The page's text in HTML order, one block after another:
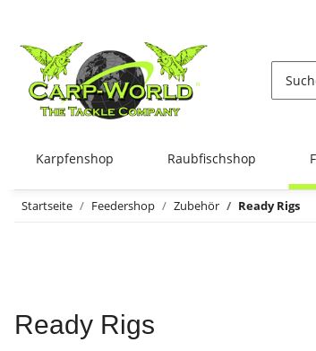
Karpfenshop Raubfischshop
Startseite Feedershop Zubehör Ready Rigs
Ready Rigs